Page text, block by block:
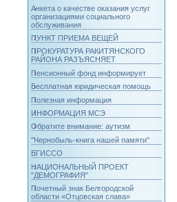
Анкета о качестве оказания услуг
организациями социального
обслуживания
ПУНКТ ПРИЕМА ВЕЩЕЙ
ПРОКУРАТУРА РАКИТЯНСКОГО
РАЙОНА РАЗЪЯСНЯЕТ
Пенсионный фонд информирует
Бесплатная юридическая помощь
Полезная информация
ИНФОРМАЦИЯ МСЭ
Обратите внимание: аутизм
"Чернобыль-книга нашей памяти"
ЕГИССО
НАЦИОНАЛЬНЫЙ ПРОЕКТ
"ДЕМОГРАФИЯ"
Почетный знак Белгородской
области «Отцовская слава»